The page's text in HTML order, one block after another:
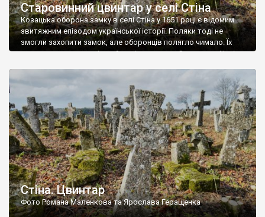
Старовинний цвинтар у селі Стіна
Козацька оборона замку в селі Стіна у 1651 році є відомим
звитяжним епізодом української історії. Поляки тоді не
змогли захопити замок, але оборонців полягло чимало. Їх
поховали на цвинтарі, який тоді називався Замковим. Нині на
ньому чимало хрестів 19 століття, є такі, де епітафії стер […]
Стіна. Цвинтар
Фото Романа Маленкова та Ярослава Геращенка